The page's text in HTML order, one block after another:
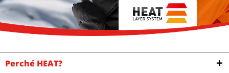
Perché HEAT?